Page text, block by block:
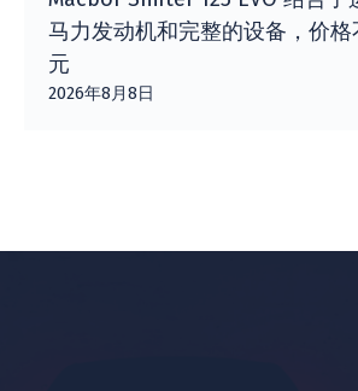
马力发动机和完整的设备，价格
元
2026年8月8日